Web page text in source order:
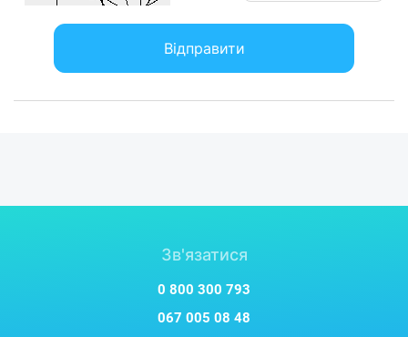
Відправити
Зв'язатися
0 800 300 793
067 005 08 48